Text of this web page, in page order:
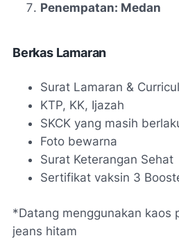
Penempatan: Medan
Berkas Lamaran
Surat Lamaran &
KTP, KK, Ijazah
SKCK yang masih
Foto bewarna
Surat Keterangan Sehat
Sertifikat vaksin 3
*Datang menggunakan kaos
jeans hitam